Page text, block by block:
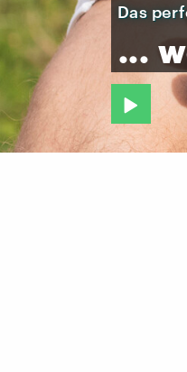
Das
...